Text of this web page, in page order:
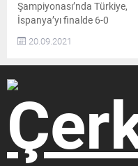
Şampiyonası’nda Türkiye,
İspanya’yı finalde 6-0
kez Avrupa Şampiyonu oldu
Şampiyonası finalinde
İspanya’yı 6-0 yenerek üst
üste ikinci kez
şampiyonluğuna uzandı.
Son şampiyon Türkiye,
Polonya’nın Krakow
20.09.2021